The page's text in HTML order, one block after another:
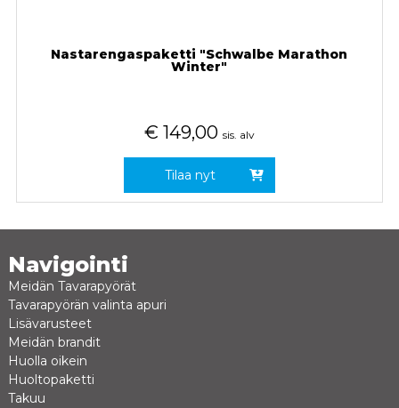
Nastarengaspaketti "Schwalbe Marathon
Winter"
€ 149,00 sis. alv
Tilaa nyt
Navigointi
Meidän Tavarapyörät
Tavarapyörän valinta apuri
Lisävarusteet
Meidän brandit
Huolla oikein
Huoltopaketti
Takuu